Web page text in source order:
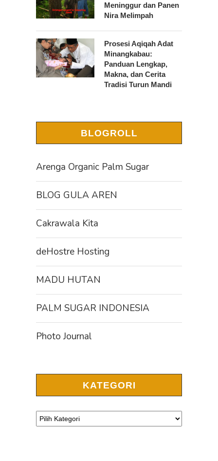
Meninggur dan Panen
Nira Melimpah
Prosesi Aqiqah Adat
Minangkabau:
Panduan Lengkap,
Makna, dan Cerita
Tradisi Turun Mandi
BLOGROLL
Arenga Organic Palm Sugar
BLOG GULA AREN
Cakrawala Kita
deHostre Hosting
MADU HUTAN
PALM SUGAR INDONESIA
Photo Journal
KATEGORI